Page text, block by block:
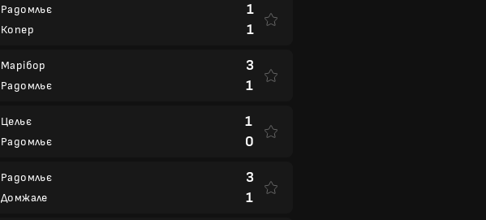
Радомльє
Копер
1
1
Марібор
Радомльє
3
1
Цельє
Радомльє
1
0
Радомльє
Домжале
3
1